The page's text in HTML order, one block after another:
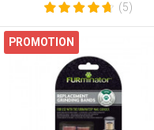
(5)
PROMOTION